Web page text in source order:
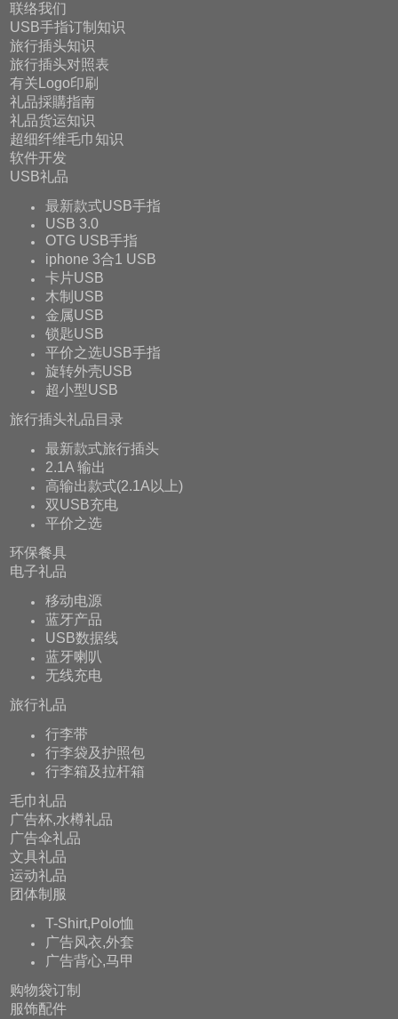
联络我们
USB手指订制知识
旅行插头知识
旅行插头对照表
有关Logo印刷
礼品採購指南
礼品货运知识
超细纤维毛巾知识
软件开发
USB礼品
最新款式USB手指
USB 3.0
OTG USB手指
iphone 3合1 USB
卡片USB
木制USB
金属USB
锁匙USB
平价之选USB手指
旋转外壳USB
超小型USB
旅行插头礼品目录
最新款式旅行插头
2.1A 输出
高输出款式(2.1A以上)
双USB充电
平价之选
环保餐具
电子礼品
移动电源
蓝牙产品
USB数据线
蓝牙喇叭
无线充电
旅行礼品
行李带
行李袋及护照包
行李箱及拉杆箱
毛巾礼品
广告杯,水樽礼品
广告伞礼品
文具礼品
运动礼品
团体制服
T-Shirt,Polo恤
广告风衣,外套
广告背心,马甲
购物袋订制
服饰配件